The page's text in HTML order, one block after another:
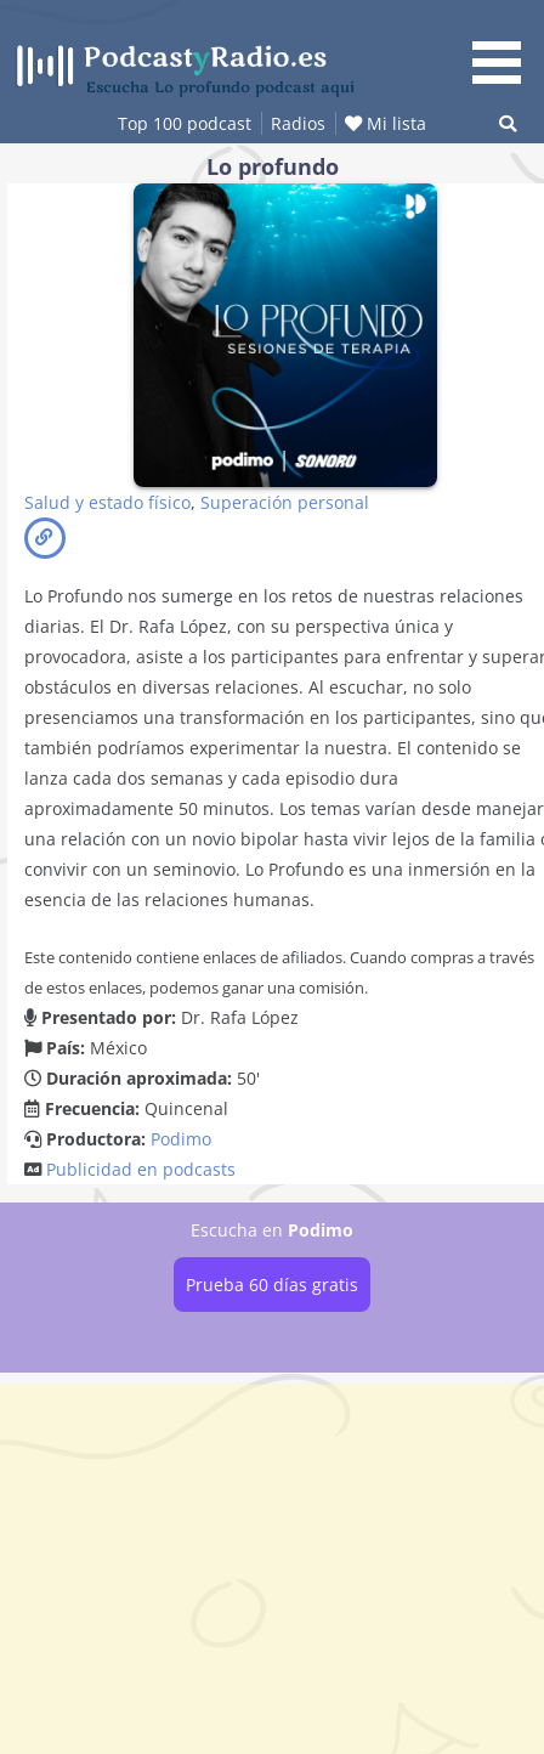
contenido
Escucha Lo profundo podcast aquí
Top 100 podcast Radios Mi lista
Lo profundo
Salud y estado físico, Superación personal
Lo Profundo nos sumerge en los retos de nuestras relaciones
diarias. El Dr. Rafa López, con su perspectiva única y
provocadora, asiste a los participantes para enfrentar y
obstáculos en diversas relaciones. Al escuchar, no solo
presenciamos una transformación en los participantes, sino
también podríamos experimentar la nuestra. El contenido se
lanza cada dos semanas y cada episodio dura
aproximadamente 50 minutos. Los temas varían desde manejar
una relación con un novio bipolar hasta vivir lejos de la familia
convivir con un seminovio. Lo Profundo es una inmersión en la
esencia de las relaciones humanas.
Este contenido contiene enlaces de afiliados. Cuando compras a través
de estos enlaces, podemos ganar una comisión.
Presentado por: Dr. Rafa López
País: México
Duración aproximada: 50'
Frecuencia: Quincenal
Productora: Podimo
Publicidad en podcasts
Escucha en Podimo
Prueba 60 días gratis